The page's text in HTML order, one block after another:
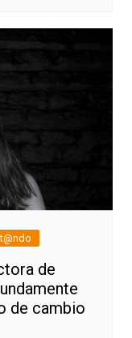
de
de cambio